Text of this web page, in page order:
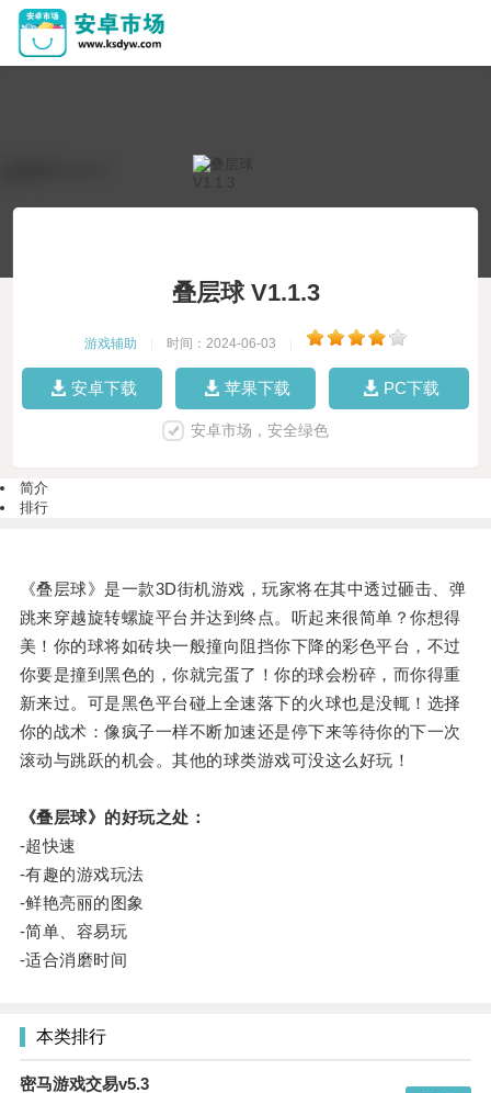
叠层球 V1.1.3
游戏辅助 时间：2024-06-03
安卓下载 苹果下载 PC下载
安卓市场，安全绿色
简介
排行
《叠层球》是一款3D街机游戏，玩家将在其中透过砸击、弹
跳来穿越旋转螺旋平台并达到终点。听起来很简单？你想得
美！你的球将如砖块一般撞向阻挡你下降的彩色平台，不过
你要是撞到黑色的，你就完蛋了！你的球会粉碎，而你得重
新来过。可是黑色平台碰上全速落下的火球也是没輒！选择
你的战术：像疯子一样不断加速还是停下来等待你的下一次
滚动与跳跃的机会。其他的球类游戏可没这么好玩！
《叠层球》的好玩之处：
-超快速
-有趣的游戏玩法
-鲜艳亮丽的图象
-简单、容易玩
-适合消磨时间
本类排行
密马游戏交易v5.3